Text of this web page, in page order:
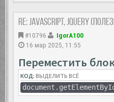
Re: JavaScript, Jquery
#10796
IgorA100
16 мар 2025, 11:55
Переместить
КОД:ВЫДЕЛИТЬ ВСЁ